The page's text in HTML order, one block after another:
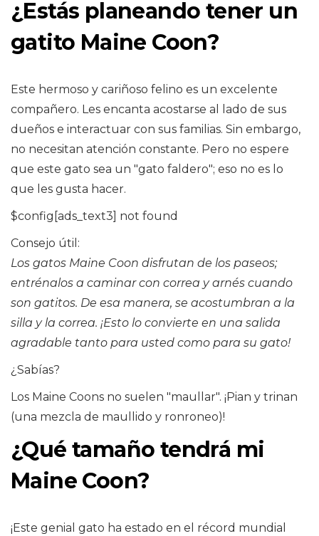
¿Estás planeando tener un
gatito Maine Coon?
Este hermoso y cariñoso felino es un excelente
compañero. Les encanta acostarse al lado de sus
dueños e interactuar con sus familias. Sin embargo,
no necesitan atención constante. Pero no espere
que este gato sea un "gato faldero"; eso no es lo
que les gusta hacer.
$config[ads_text3] not found
Consejo útil:
Los gatos Maine Coon disfrutan de los paseos;
entrénalos a caminar con correa y arnés cuando
son gatitos. De esa manera, se acostumbran a la
silla y la correa. ¡Esto lo convierte en una salida
agradable tanto para usted como para su gato!
¿Sabías?
Los Maine Coons no suelen "maullar". ¡Pian y trinan
(una mezcla de maullido y ronroneo)!
¿Qué tamaño tendrá mi
Maine Coon?
¡Este genial gato ha estado en el récord mundial